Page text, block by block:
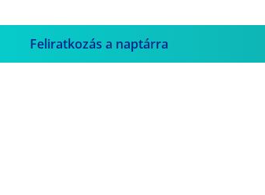
Feliratkozás a naptárra